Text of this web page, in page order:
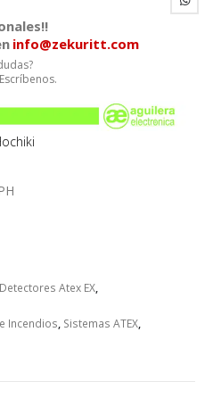
info@zekuritt.com
Detectores Atex EX,
Incendios, Sistemas ATEX,